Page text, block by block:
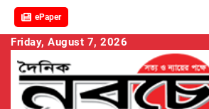
ePaper
Skip
content
Friday, August 7, 2026